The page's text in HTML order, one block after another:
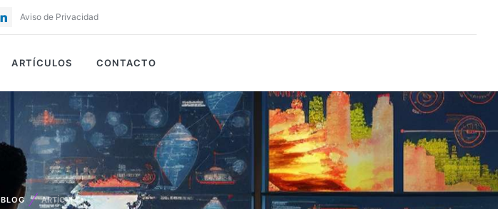
Aviso de Privacidad
ARTÍCULOS CONTACTO
BLOG ARTÍCULO